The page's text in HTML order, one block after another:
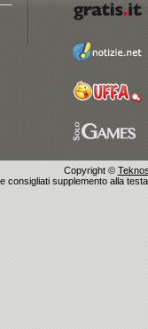
Copyright ©
consigliati supplemento alla